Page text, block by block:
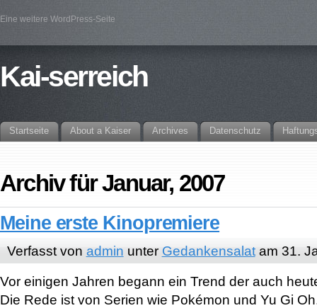
Eine weitere WordPress-Seite
Kai-serreich
Startseite About a Kaiser Archives Datenschutz
Archiv für Januar, 2007
Meine erste Kinopremiere
Verfasst von admin unter Gedankensalatam 31.
Vor einigen Jahren begann ein Trend der auch
Die Rede ist von Serien wie Pokémon und Yu Gi